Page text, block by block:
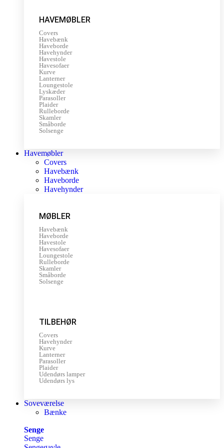
HAVEMØBLER
Covers
Havebænk
Haveborde
Havehynder
Havestole
Havesofaer
Kurve
Lanterner
Loungestole
Lyskæder
Parasoller
Plaider
Rulleborde
Skamler
Småborde
Solsenge
Havemøbler
Covers
Havebænk
Haveborde
Havehynder
MØBLER
Havebænk
Haveborde
Havestole
Havesofaer
Loungestole
Rulleborde
Skamler
Småborde
Solsenge
TILBEHØR
Covers
Havehynder
Kurve
Lanterner
Parasoller
Plaider
Udendørs lamper
Udendørs lys
Soveværelse
Bænke
Senge
Senge